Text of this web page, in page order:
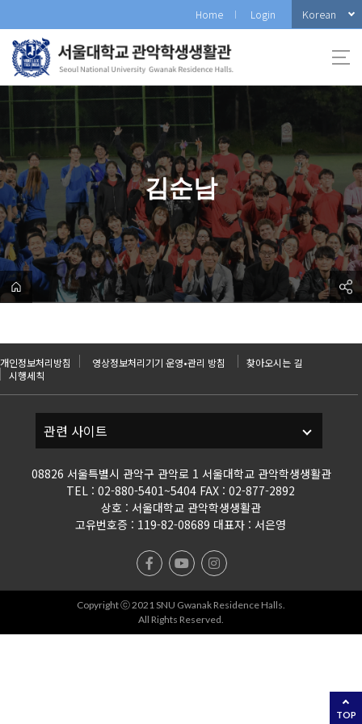
로
메
뉴
Home Login Korean
김순남
TOP
개인정보처리방침 영상정보처리기기 운영•관리 방침
찾아오시는 길
시행세칙
08826 서울특별시 관악구 관악로 1 서울대학교 관악학생생활관
TEL : 02-880-5401~5404 FAX : 02-877-2892
상호 : 서울대학교 관악학생생활관
고유번호증 : 119-82-08689 대표자 : 서은영
Copyright ⓒ 2021 SNU Gwanak Residence Halls.
All Rights Reserved.